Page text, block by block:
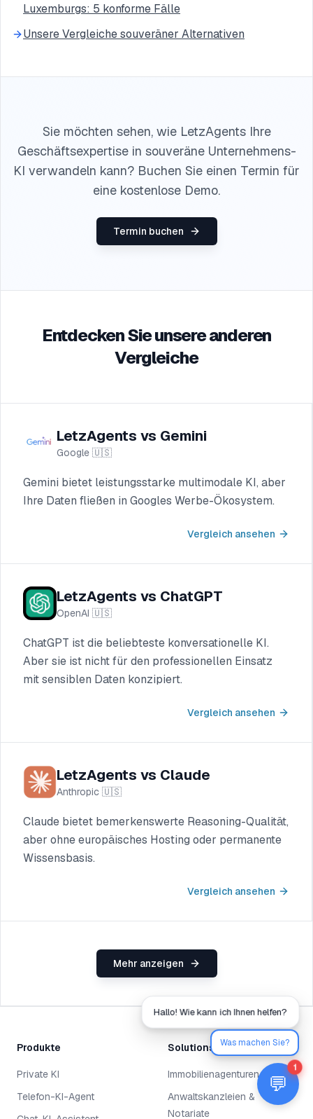
Luxemburgs: 5 konforme Fälle
Unsere Vergleiche souveräner Alternativen
Sie möchten sehen, wie LetzAgents Ihre
Geschäftsexpertise in souveräne Unternehmens-
KI verwandeln kann? Buchen Sie einen Termin für
eine kostenlose Demo.
Termin buchen
Entdecken Sie unsere anderen
Vergleiche
LetzAgents vs Gemini
Google 🇺🇸
Gemini bietet leistungsstarke multimodale KI, aber
Ihre Daten fließen in Googles Werbe-Ökosystem.
Vergleich ansehen
LetzAgents vs ChatGPT
OpenAI 🇺🇸
ChatGPT ist die beliebteste konversationelle KI.
Aber sie ist nicht für den professionellen Einsatz
mit sensiblen Daten konzipiert.
Vergleich ansehen
LetzAgents vs Claude
Anthropic 🇺🇸
Claude bietet bemerkenswerte Reasoning-Qualität,
aber ohne europäisches Hosting oder permanente
Wissensbasis.
Vergleich ansehen
Mehr anzeigen
Produkte
Private KI
Telefon-KI-Agent
Solutions
Immobilienagenturen
Anwaltskanzleien &
Notariate
💬
1
Hallo! Wie kann ich Ihnen helfen?
Was machen Sie?